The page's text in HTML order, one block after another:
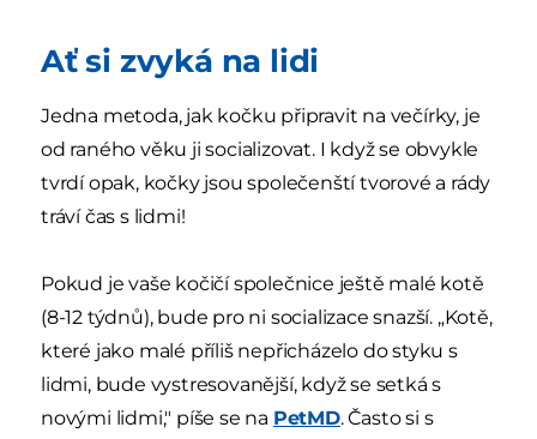
Ať si zvyká na lidi
Jedna metoda, jak kočku připravit na večírky, je
od raného věku ji socializovat. I když se obvykle
tvrdí opak, kočky jsou společenští tvorové a rády
tráví čas s lidmi!
Pokud je vaše kočičí společnice ještě malé kotě
(8-12 týdnů), bude pro ni socializace snazší. „Kotě,
které jako malé příliš nepřicházelo do styku s
lidmi, bude vystresovanější, když se setká s
novými lidmi," píše se na PetMD. Často si s